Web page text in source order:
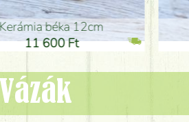
Kerámia béka 12cm
11 600 Ft
Vázák